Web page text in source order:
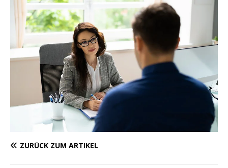
ZURÜCK ZUM ARTIKEL